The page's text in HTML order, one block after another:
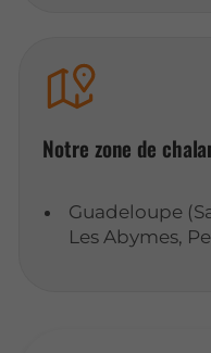
Notre zone de
Guadeloupe
Les Abymes,